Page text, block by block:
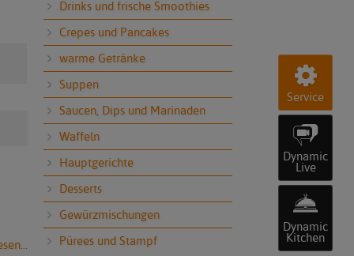
Service
Dynamic
Live
Dynamic
Kitchen
Drinks und frische Smoothies
Crepes und Pancakes
warme Getränke
Suppen
Saucen, Dips und Marinaden
Waffeln
Hauptgerichte
Desserts
Gewürzmischungen
Pürees und Stampf